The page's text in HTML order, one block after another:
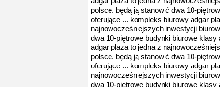
polsce. będą ją stanowić dwa 10-
oferujące ... kompleks biurowy adgar
najnowocześniejszych inwestycji
dwa 10-piętrowe budynki biurowe
adgar plaza to jedna z
polsce. będą ją stanowić dwa 10-
oferujące ... kompleks biurowy adgar
najnowocześniejszych inwestycji
dwa 10-piętrowe budynki biurowe